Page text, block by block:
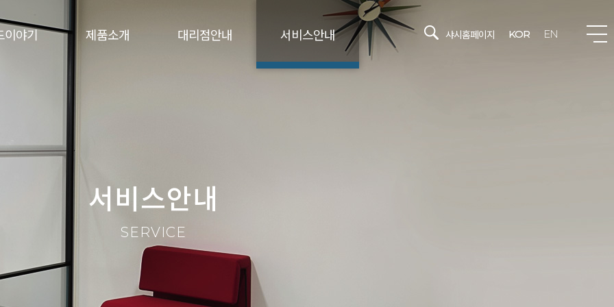
이야기 제품소개 대리점안내 서비스안내 샤시홈페이지 KOR EN
서비스안내
SERVICE